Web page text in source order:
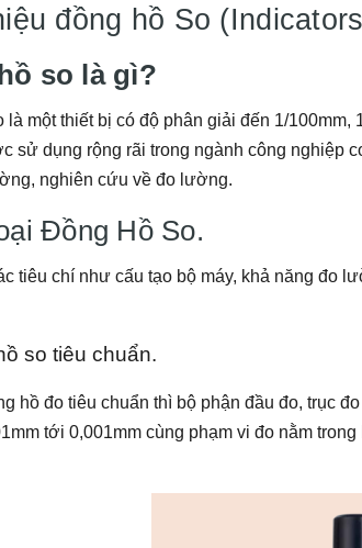
đồng hồ So
so là gì?
là một thiết bị có độ phân giải đến 1/100mm,
sử dụng rộng rãi trong ngành công nghiệp
nghiên cứu về đo lường.
Đồng Hồ So.
tiêu chí như cấu tạo bộ máy, khả năng đo
so tiêu chuẩn.
hồ đo tiêu chuẩn thì bộ phận đầu đo, trục
tới 0,001mm cùng phạm vi đo nằm